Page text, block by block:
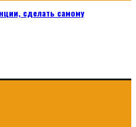
сделать самому